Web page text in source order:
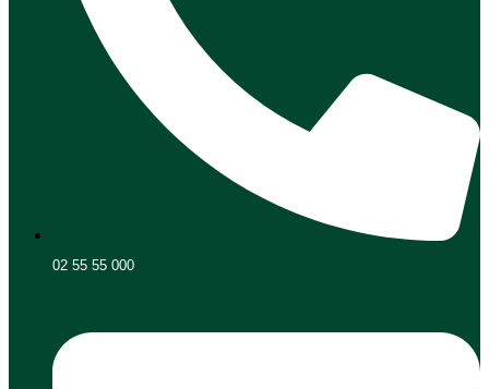
02 55 55 000